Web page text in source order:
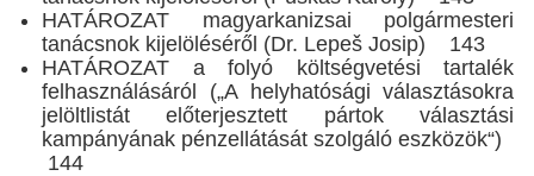
HATÁROZAT magyarkanizsai polgármesteri
tanácsnok kijelöléséről (Dr. Lepeš Josip) 143
HATÁROZAT a folyó költségvetési tartalék
felhasználásáról („A helyhatósági választásokra
jelöltlistát előterjesztett pártok választási
kampányának pénzellátását szolgáló eszközök“)
144